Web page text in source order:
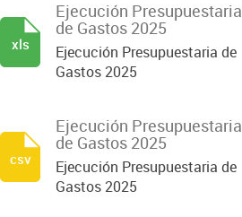
Ejecución Presupuestaria
de Gastos 2025
Ejecución Presupuestaria de
Gastos 2025
xls
Ejecución Presupuestaria
de Gastos 2025
Ejecución Presupuestaria de
Gastos 2025
csv